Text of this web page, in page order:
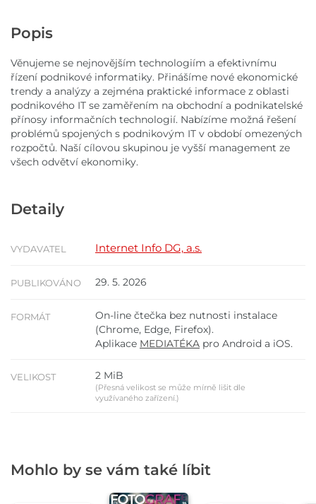
Popis
Věnujeme se nejnovějším technologiím a efektivnímu
řízení podnikové informatiky. Přinášíme nové ekonomické
trendy a analýzy a zejména praktické informace z oblasti
podnikového IT se zaměřením na obchodní a podnikatelské
přínosy informačních technologií. Nabízíme možná řešení
problémů spojených s podnikovým IT v období omezených
rozpočtů. Naší cílovou skupinou je vyšší management ze
všech odvětví ekonomiky.
Detaily
VYDAVATEL Internet Info DG, a.s.
PUBLIKOVÁNO 29. 5. 2026
FORMÁT
On-line čtečka bez nutnosti instalace
(Chrome, Edge, Firefox).
Aplikace MEDIATÉKA pro Android a iOS.
VELIKOST 2 MiB
(Přesná velikost se může mírně lišit dle
využívaného zařízení.)
Mohlo by se vám také líbit